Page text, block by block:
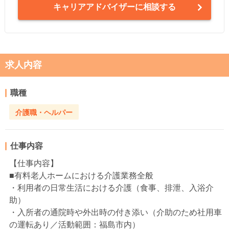
キャリアアドバイザーに相談する
求人内容
職種
介護職・ヘルパー
仕事内容
【仕事内容】
■有料老人ホームにおける介護業務全般
・利用者の日常生活における介護（食事、排泄、入浴介
助）
・入所者の通院時や外出時の付き添い（介助のため社用車
の運転あり／活動範囲：福島市内）